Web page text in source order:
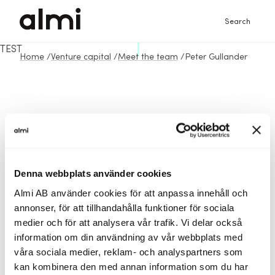
Denna webbplats använder cookies
Almi AB använder cookies för att anpassa innehåll och
annonser, för att tillhandahålla funktioner för sociala
medier och för att analysera vår trafik. Vi delar också
information om din användning av vår webbplats med
våra sociala medier, reklam- och analyspartners som
kan kombinera den med annan information som du har
Search
Home /Venture capital /Meet the team / Peter Gullander
TEST